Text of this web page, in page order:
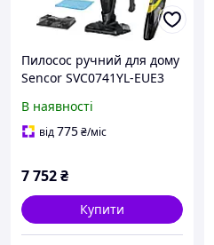
Пилосос ручний для дому
Sencor SVC0741YL-EUE3
В наявності
від775₴/міс
7 752₴
Купити